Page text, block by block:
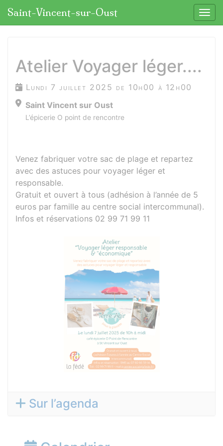
Saint-Vincent-sur-Oust
Atelier Voyager léger....
Lundi 7 juillet 2025 de 10h00 à 12h00
Saint Vincent sur Oust
L’épicerie O point de rencontre
Venez fabriquer votre sac de plage et repartez
avec des astuces pour voyager léger et
responsable.
Gratuit et ouvert à tous (adhésion à l’année de 5
euros par famille au centre social intercommunal).
Infos et réservations 02 99 71 99 11
Sur l’agenda
Panneau de gestion des cookies